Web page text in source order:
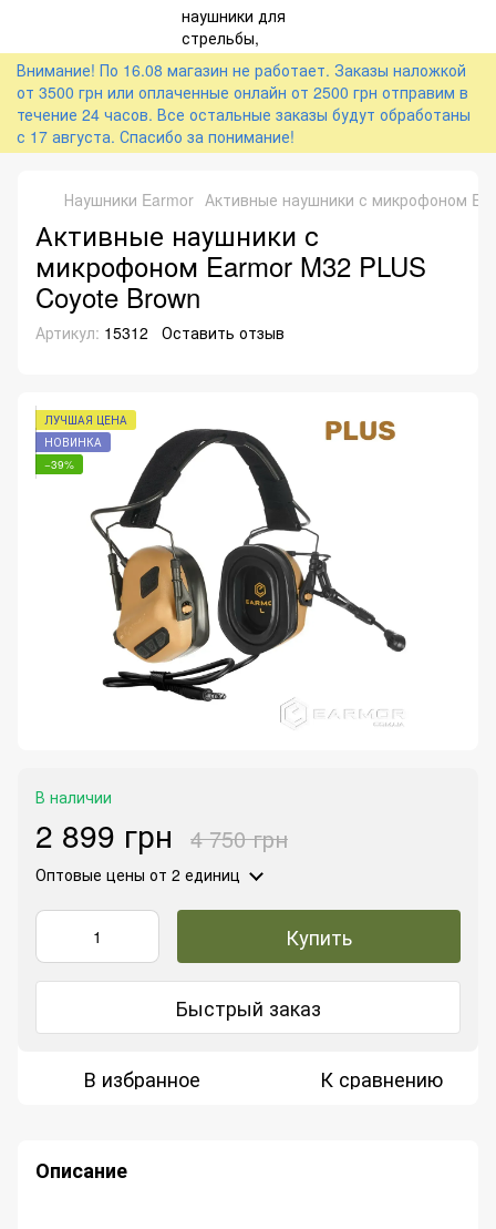
Внимание! По 16.08 магазин не работает. Заказы наложкой
от 3500 грн или оплаченные онлайн от 2500 грн отправим в
течение 24 часов. Все остальные заказы будут обработаны
с 17 августа. Спасибо за понимание!
Наушники Earmor Активные наушники с микрофоном
Активные наушники с
микрофоном Earmor M32 PLUS
Coyote Brown
Артикул: 15312 Оставить отзыв
ЛУЧШАЯ ЦЕНА
НОВИНКА
−39%
В наличии
2 899 грн 4 750 грн
Оптовые цены от 2 единиц
Купить
Быстрый заказ
В избранное К сравнению
Описание